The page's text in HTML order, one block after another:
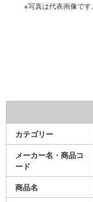
※写真は代表画像です
カテゴリー
メーカー名・商品コ
ード
商品名